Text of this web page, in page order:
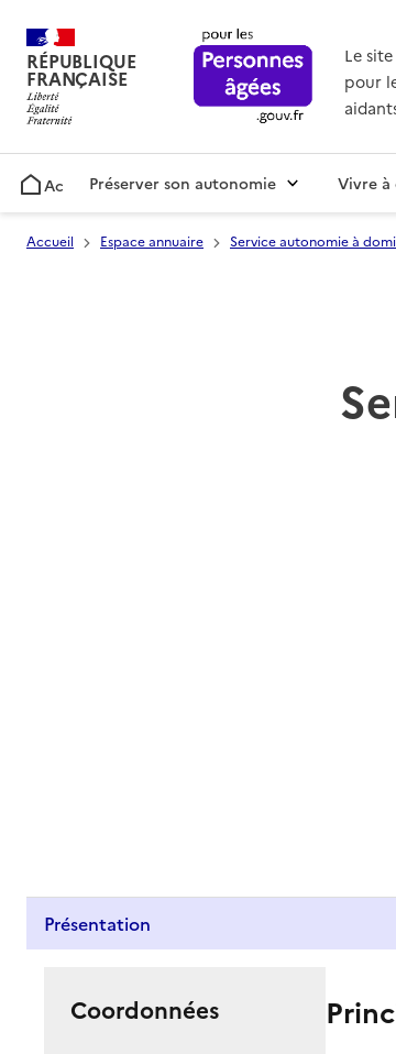
RÉPUBLIQUE
FRANÇAISE
Le
pour
AccueilPréserver son autonomie Vivre
Accueil Espace annuaire Service autonomie à
Présentation
Coordonnées